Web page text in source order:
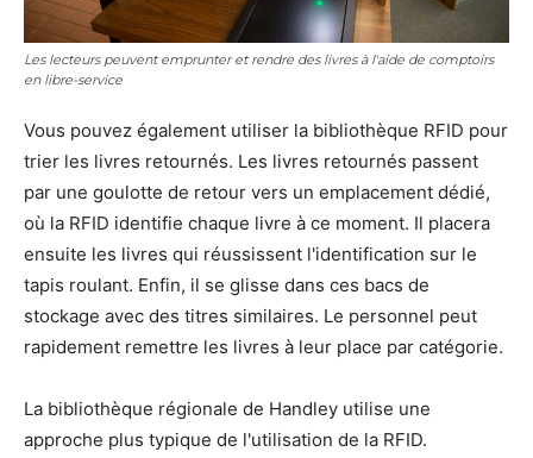
Les lecteurs peuvent emprunter et rendre des livres à l'aide de comptoirs
en libre-service
Vous pouvez également utiliser la bibliothèque RFID pour
trier les livres retournés. Les livres retournés passent
par une goulotte de retour vers un emplacement dédié,
où la RFID identifie chaque livre à ce moment. Il placera
ensuite les livres qui réussissent l'identification sur le
tapis roulant. Enfin, il se glisse dans ces bacs de
stockage avec des titres similaires. Le personnel peut
rapidement remettre les livres à leur place par catégorie.
La bibliothèque régionale de Handley utilise une
approche plus typique de l'utilisation de la RFID.